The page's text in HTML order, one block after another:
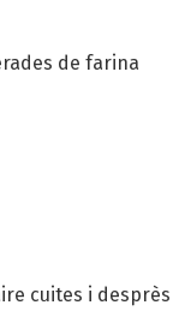
de farina
cuites i desprès